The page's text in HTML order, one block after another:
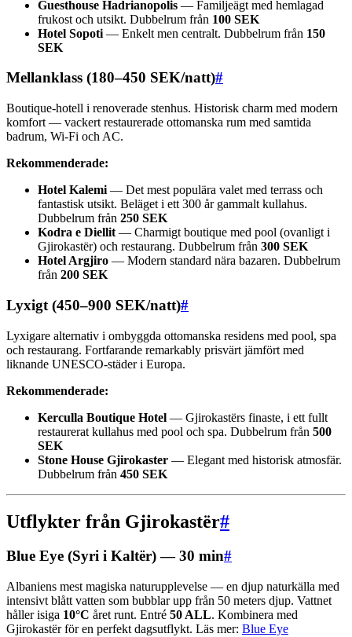
Guesthouse Hadrianopolis — Familjeägt med hemlagad
frukost och utsikt. Dubbelrum från 100 SEK
Hotel Sopoti — Enkelt men centralt. Dubbelrum från 150
SEK
Mellanklass (180–450 SEK/natt)#
Boutique-hotell i renoverade stenhus. Historisk charm med modern
komfort — vackert restaurerade ottomanska rum med samtida
badrum, Wi-Fi och AC.
Rekommenderade:
Hotel Kalemi — Det mest populära valet med terrass och
fantastisk utsikt. Beläget i ett 300 år gammalt kullahus.
Dubbelrum från 250 SEK
Kodra e Diellit — Charmigt boutique med pool (ovanligt i
Gjirokastër) och restaurang. Dubbelrum från 300 SEK
Hotel Argjiro — Modern standard nära bazaren. Dubbelrum
från 200 SEK
Lyxigt (450–900 SEK/natt)#
Lyxigare alternativ i ombyggda ottomanska residens med pool, spa
och restaurang. Fortfarande remarkably prisvärt jämfört med
liknande UNESCO-städer i Europa.
Rekommenderade:
Kerculla Boutique Hotel — Gjirokastërs finaste, i ett fullt
restaurerat kullahus med pool och spa. Dubbelrum från 500
SEK
Stone House Gjirokaster — Elegant med historisk atmosfär.
Dubbelrum från 450 SEK
Utflykter från Gjirokastër#
Blue Eye (Syri i Kaltër) — 30 min#
Albaniens mest magiska naturupplevelse — en djup naturkälla med
intensivt blått vatten som bubblar upp från 50 meters djup. Vattnet
håller isiga 10°C året runt. Entré 50 ALL. Kombinera med
Gjirokastër för en perfekt dagsutflykt. Läs mer: Blue Eye